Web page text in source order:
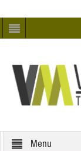
Menu